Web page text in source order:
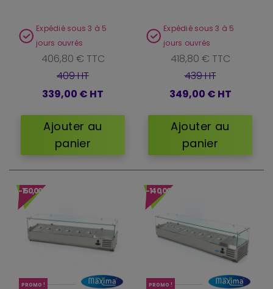
Expédié sous 3 à 5
jours ouvrés
406,80 € TTC
409 HT
339,00 € HT
Ajouter au
panier
Expédié sous 3 à 5
jours ouvrés
418,80 € TTC
439 HT
349,00 € HT
Ajouter au
panier
-150,00 €
PROMO !
-140,00 €
PROMO !